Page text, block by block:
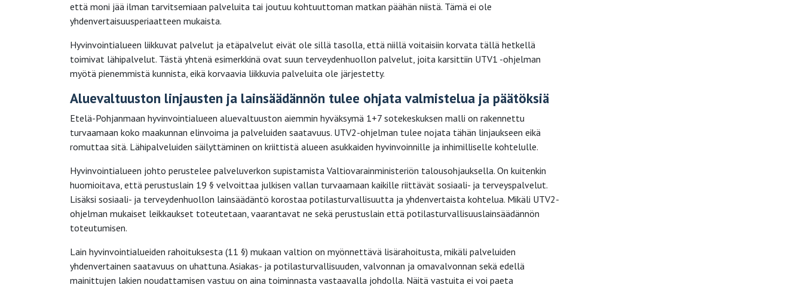
että moni jää ilman tarvitsemiaan palveluita tai joutuu kohtuuttoman matkan päähän niistä. Tämä ei ole
yhdenvertaisuusperiaatteen mukaista.
Hyvinvointialueen liikkuvat palvelut ja etäpalvelut eivät ole sillä tasolla, että niillä voitaisiin korvata tällä hetkellä
toimivat lähipalvelut. Tästä yhtenä esimerkkinä ovat suun terveydenhuollon palvelut, joita karsittiin UTV1 -ohjelman
myötä pienemmistä kunnista, eikä korvaavia liikkuvia palveluita ole järjestetty.
Aluevaltuuston linjausten ja lainsäädännön tulee ohjata valmistelua ja päätöksiä
Etelä-Pohjanmaan hyvinvointialueen aluevaltuuston aiemmin hyväksymä 1+7 sotekeskuksen malli on rakennettu
turvaamaan koko maakunnan elinvoima ja palveluiden saatavuus. UTV2-ohjelman tulee nojata tähän linjaukseen eikä
romuttaa sitä. Lähipalveluiden säilyttäminen on kriittistä alueen asukkaiden hyvinvoinnille ja inhimilliselle kohtelulle.
Hyvinvointialueen johto perustelee palveluverkon supistamista Valtiovarainministeriön talousohjauksella. On kuitenkin
huomioitava, että perustuslain 19 § velvoittaa julkisen vallan turvaamaan kaikille riittävät sosiaali- ja terveyspalvelut.
Lisäksi sosiaali- ja terveydenhuollon lainsäädäntö korostaa potilasturvallisuutta ja yhdenvertaista kohtelua. Mikäli UTV2-
ohjelman mukaiset leikkaukset toteutetaan, vaarantavat ne sekä perustuslain että potilasturvallisuuslainsäädännön
toteutumisen.
Lain hyvinvointialueiden rahoituksesta (11 §) mukaan valtion on myönnettävä lisärahoitusta, mikäli palveluiden
yhdenvertainen saatavuus on uhattuna. Asiakas- ja potilasturvallisuuden, valvonnan ja omavalvonnan sekä edellä
mainittujen lakien noudattamisen vastuu on aina toiminnasta vastaavalla johdolla. Näitä vastuita ei voi paeta